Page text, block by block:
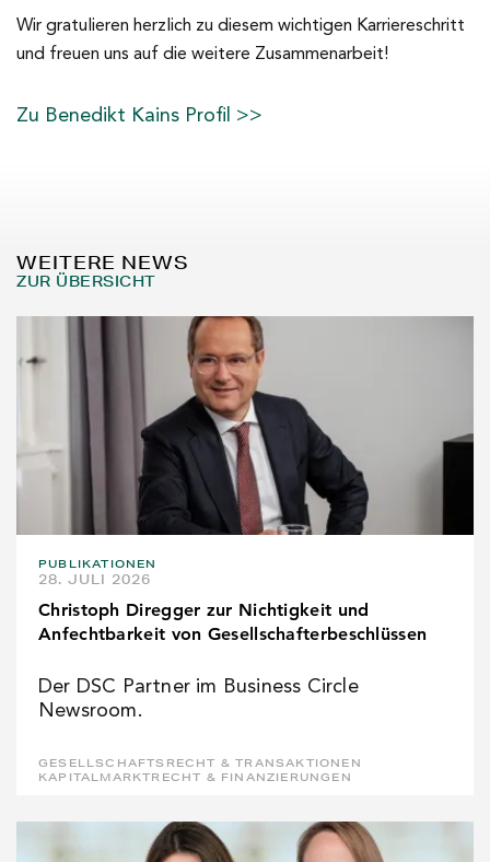
Wir gratulieren herzlich zu diesem wichtigen Karriereschritt
und freuen uns auf die weitere Zusammenarbeit!
Zu Benedikt Kains Profil >>
WEITERE NEWS
ZUR ÜBERSICHT
PUBLIKATIONEN
28. JULI 2026
Christoph Diregger zur Nichtigkeit und
Anfechtbarkeit von Gesellschafterbeschlüssen
Der DSC Partner im Business Circle
Newsroom.
GESELLSCHAFTSRECHT & TRANSAKTIONEN
KAPITALMARKTRECHT & FINANZIERUNGEN